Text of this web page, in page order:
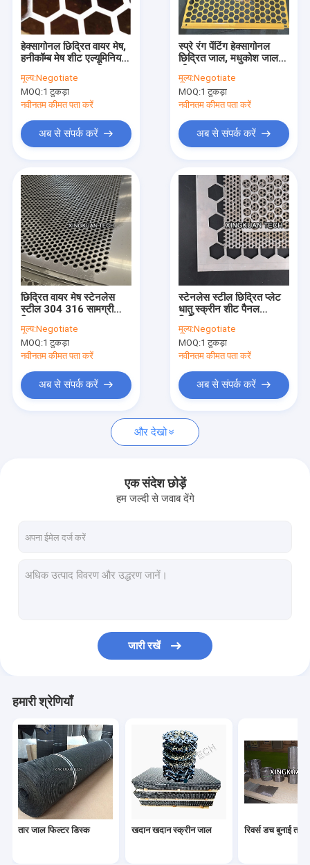
उत्पाद
हमारे बारे में
फैक्टरी यात्रा
गुणवत्ता नियंत्रण
एक बोली का अनुरोध
खदान खदान स्क्रीन जाल
एपॉक्सी लेपित तार जाल
तांबे के तार की जाली
हेक्स मेष रेफ्रेक्टरी
सर्जिकल नसबंदी ट्रे
वायर मेष फ़िल्टर स्क्रीन
हेक्सागोनल छिद्रित वायर मेष,
हनीकॉम्ब मेष शीट एल्यूमिनियम
मूल्य:Negotiate
MOQ:1 टुकड़ा
नवीनतम कीमत पता करें
अब से संपर्क करें
स्प्रे रंग पेंटिंग हेक्सागोनल
छिद्रित जाल, मधुकोश जाल
मूल्य:Negotiate
MOQ:1 टुकड़ा
नवीनतम कीमत पता करें
अब से संपर्क करें
छिद्रित वायर मेष स्टेनलेस
स्टील 304 316 सामग्री
मूल्य:Negotiate
MOQ:1 टुकड़ा
नवीनतम कीमत पता करें
अब से संपर्क करें
स्टेनलेस स्टील छिद्रित प्लेट
धातु स्क्रीन शीट पैनल
मूल्य:Negotiate
MOQ:1 टुकड़ा
नवीनतम कीमत पता करें
अब से संपर्क करें
और देखो
एक संदेश छोड़ें
हम जल्दी से जवाब देंगे
जारी रखें
हमारी श्रेणियाँ
तार जाल फिल्टर डिस्क खदान खदान स्क्रीन जाल रिवर्स डच बुनाई तार